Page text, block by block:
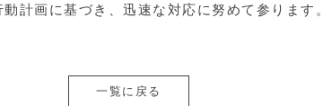
計画に基づき、迅速な対応に努めて参ります。
一覧に戻る